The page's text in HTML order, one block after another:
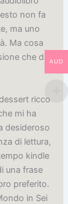
non fa
ma uno
Ma cosa
che da
ricco
mi ha
desideroso
di lettura,
kindle
una frase
preferito.
in Sei
AUD